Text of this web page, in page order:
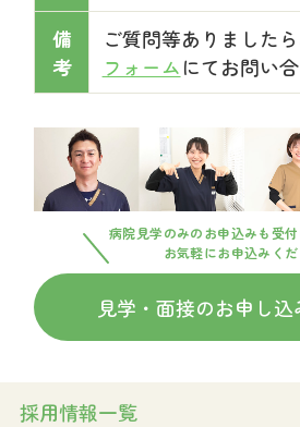
採用情報一覧
備
考
ご質問等ありました
フォームにてお問い
病院見学のみのお申込みも受
お気軽にお申込みく
見学・面接のお申し込